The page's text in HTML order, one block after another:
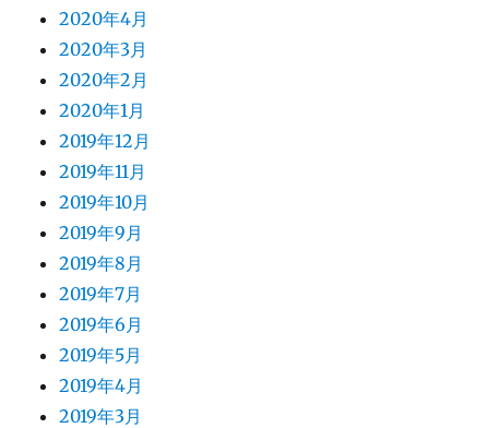
2020年4月
2020年3月
2020年2月
2020年1月
2019年12月
2019年11月
2019年10月
2019年9月
2019年8月
2019年7月
2019年6月
2019年5月
2019年4月
2019年3月